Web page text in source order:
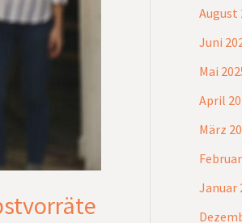
August
Juni
Mai
April
März
Januar